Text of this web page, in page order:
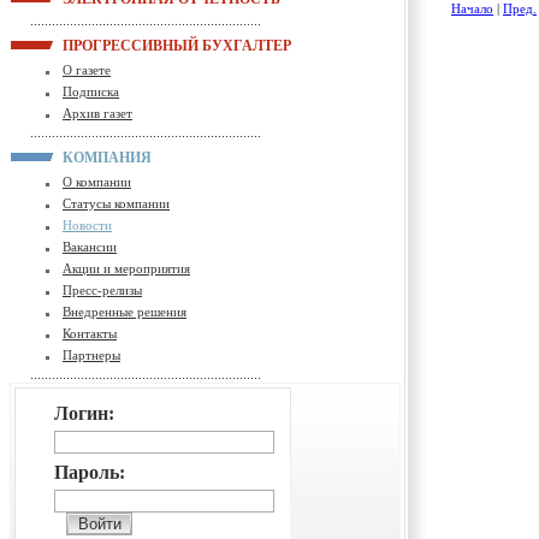
ПРОГРЕССИВНЫЙ БУХГАЛТЕР
О газете
Подписка
Архив газет
КОМПАНИЯ
О компании
Статусы компании
Новости
Вакансии
Акции и мероприятия
Пресс-релизы
Внедренные решения
Контакты
Партнеры
Логин:
Пароль:
Начало
Пред.